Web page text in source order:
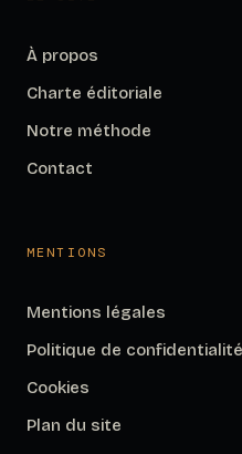
À propos
Charte éditoriale
Notre méthode
Contact
MENTIONS
Mentions légales
Politique de confidentialité
Cookies
Plan du site